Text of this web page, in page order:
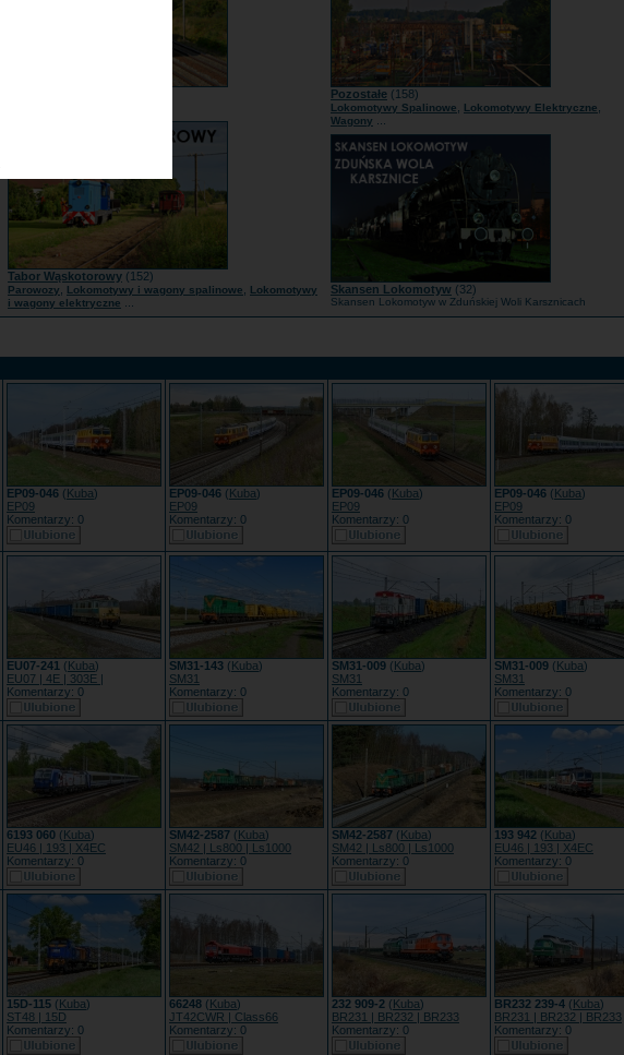
Tabor Wąskotorowy (152)
Parowozy Lokomotywy i wagony spalinowe
Lokomotywy
i wagony elektryczne
Pozostałe (158)
Lokomotywy Spalinowe Lokomotywy Elektryczne
Wagony
Skansen Lokomotyw (32)
Skansen Lokomotyw w Zduńskiej Woli Karsznicach
EP09-046 (Kuba)
EP09
Komentarzy: 0
EP09-046 (Kuba)
EP09
Komentarzy: 0
EP09-046 (Kuba)
EP09
Komentarzy: 0
EP09-046 (Kuba)
EP09
Komentarzy: 0
EU07-241 (Kuba)
EU07 | 4E | 303E |
Komentarzy: 0
SM31-143 (Kuba)
SM31
Komentarzy: 0
SM31-009 (Kuba)
SM31
Komentarzy: 0
SM31-009 (Kuba)
SM31
Komentarzy: 0
6193 060 (Kuba)
EU46 | 193 | X4EC
Komentarzy: 0
SM42-2587 (Kuba)
SM42 | Ls800 | Ls1000
Komentarzy: 0
SM42-2587 (Kuba)
SM42 | Ls800 | Ls1000
Komentarzy: 0
193 942 (Kuba)
EU46 | 193 | X4EC
Komentarzy: 0
15D-115 (Kuba)
ST48 | 15D
Komentarzy: 0
66248 (Kuba)
JT42CWR | Class66
Komentarzy: 0
232 909-2 (Kuba)
BR231 | BR232 | BR233
Komentarzy: 0
BR232 239-4 (Kuba)
BR231 | BR232 | BR233
Komentarzy: 0